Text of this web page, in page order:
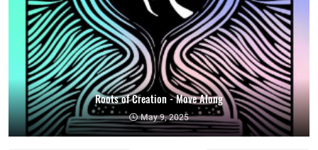
Roots of Creation - Move Along
May 9, 2025